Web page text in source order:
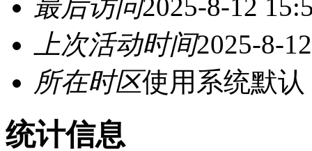
最后访问2025-8-12
上次活动时间2025-8-
所在时区使用系统默认
统计信息